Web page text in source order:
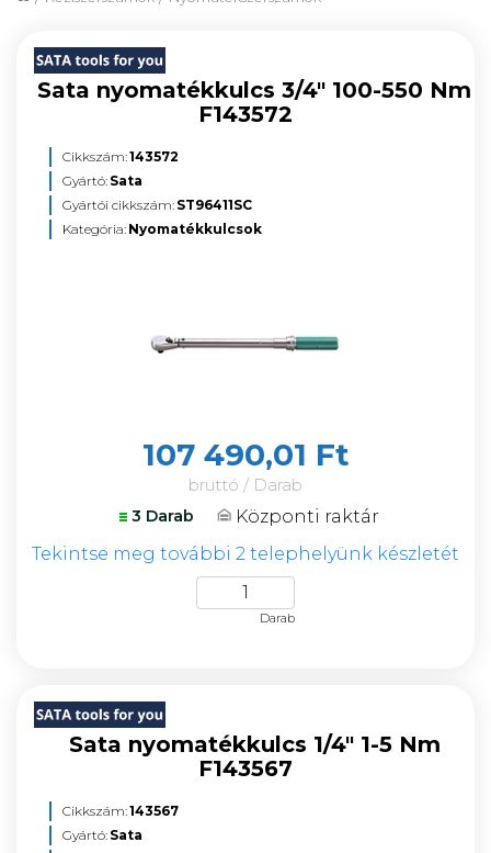
Sata nyomatékkulcs 3/4" 100-550 Nm
F143572
Cikkszám:143572
Gyártó: Sata
Gyártói cikkszám: ST96411SC
Kategória: Nyomatékkulcsok
107 490,01 Ft
bruttó / Darab
3 Darab
Központi raktár
Tekintse meg további 2 telephelyünk készletét
Darab
Sata nyomatékkulcs 1/4" 1-5 Nm
F143567
Cikkszám:143567
Gyártó: Sata